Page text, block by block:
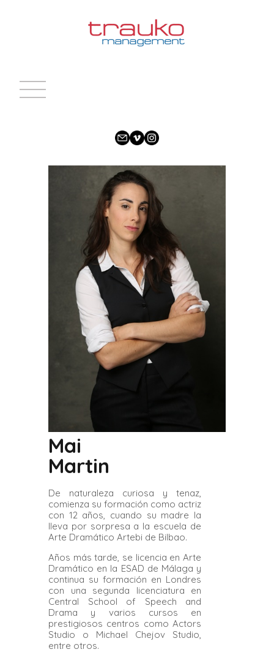
ACTRICES
Mai
Martin
De naturaleza curiosa y tenaz,
comienza su formación como actriz
con 12 años, cuando su madre la
lleva por sorpresa a la escuela de
Arte Dramático Artebi de Bilbao.
Años más tarde, se licencia en Arte
Dramático en la ESAD de Málaga y
continua su formación en Londres
con una segunda licenciatura en
Central School of Speech and
Drama y varios cursos en
prestigiosos centros como Actors
Studio o Michael Chejov Studio,
entre otros.